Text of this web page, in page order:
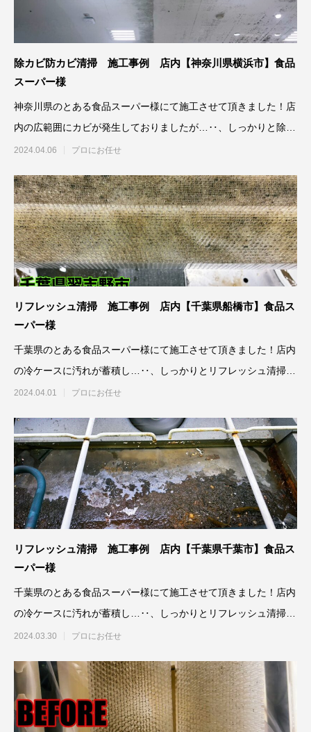
除カビ防カビ清掃 施工事例 店内【神奈川県横浜市】食品
スーパー様
神奈川県のとある食品スーパー様にて施工させて頂きました！店
内の広範囲にカビが発生しておりましたが…‥、しっかりと除カ
ビ防カビ施工
2024.04.06 プロにお任せ
リフレッシュ清掃 施工事例 店内【千葉県船橋市】食品ス
ーパー様
千葉県のとある食品スーパー様にて施工させて頂きました！店内
の冷ケースに汚れが蓄積し…‥、しっかりとリフレッシュ清掃さ
せていただき
2024.04.01 プロにお任せ
リフレッシュ清掃 施工事例 店内【千葉県千葉市】食品ス
ーパー様
千葉県のとある食品スーパー様にて施工させて頂きました！店内
の冷ケースに汚れが蓄積し…‥、しっかりとリフレッシュ清掃さ
せていただき
2024.03.30 プロにお任せ